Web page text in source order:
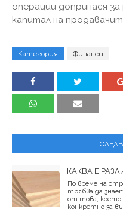
операции допринася
капитал на
Категория Финанси
КАКВА Е
По време на
трябва да
от това, което
конкретно за